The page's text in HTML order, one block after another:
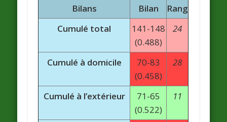
Bilans Bilan
Rang
Cumulé total
141-148
(0.488)
24
Cumulé à domicile
70-83
(0.458)
28
Cumulé à l’extérieur
71-65
(0.522)
11